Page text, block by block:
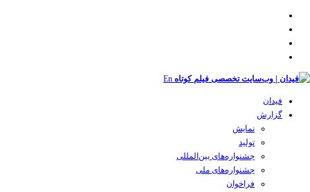
En
فیدان
گزارش
نمایش
تولید
‌‌جشنواره‌های بین‌المللی
جشنواره‌های ملی
فراخوان